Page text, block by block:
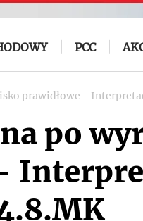
PCC
prawidłowe -
po